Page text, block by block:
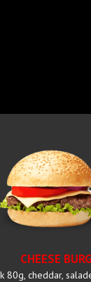
CHEESE
80g, cheddar,